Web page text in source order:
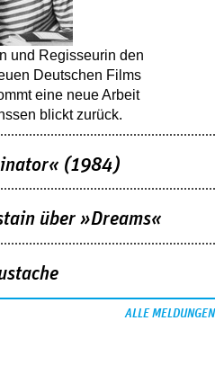
und Regisseurin den
Deutschen Films
eine neue Arbeit
blickt zurück.
(1984)
über »Dreams«
ALLE MELDUNGEN